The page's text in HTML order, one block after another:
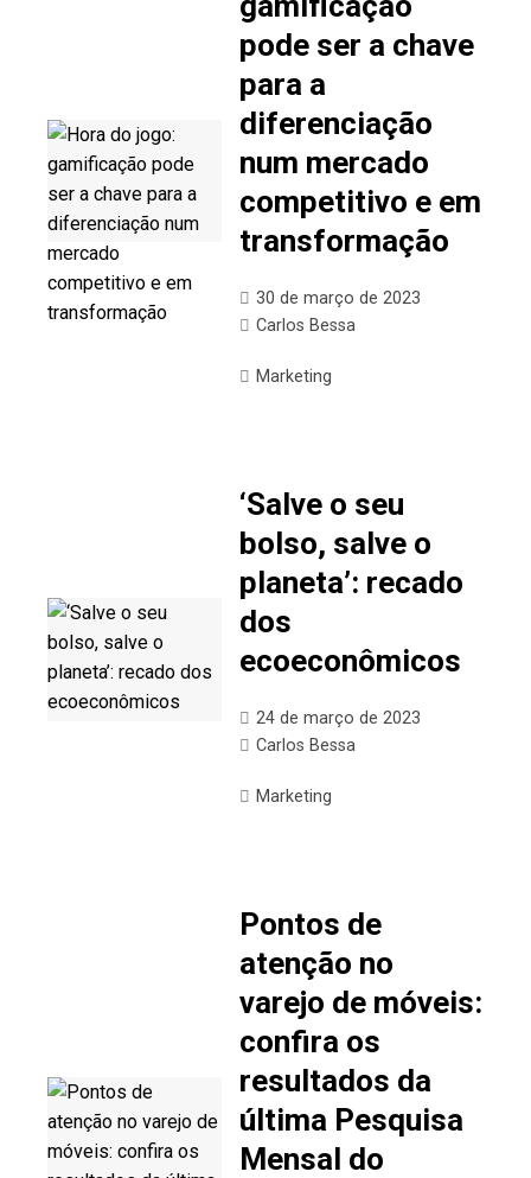
pode ser a chave
para a
diferenciação
num mercado
competitivo e em
transformação
30 de março de 2023
Carlos Bessa
Marketing
‘Salve o seu
bolso, salve o
planeta’: recado
dos
ecoeconômicos
24 de março de 2023
Carlos Bessa
Marketing
Pontos de
atenção no
varejo de móveis:
confira os
resultados da
última Pesquisa
Mensal do